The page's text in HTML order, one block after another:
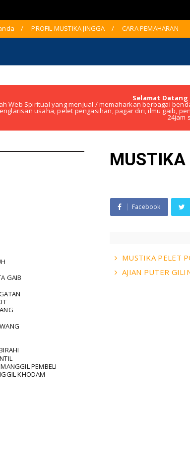
PROFIL MUSTIKA JINGGA CARA PEMAHARAN
Selamat Datang
Web Spiritual yang menjual / memaharkan berbagai
usaha, pelet pengasihan, pagar diri, ilmu gaib,
24jam
MUSTIKA
Facebook
MUSTIKA PELET
AJIAN PUTER
GAIB
PEMBELI
KHODAM